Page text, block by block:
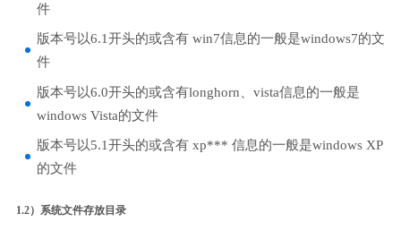
件
版本号以6.1开头的或含有 win7信息的一般是windows7的文
件
版本号以6.0开头的或含有longhorn、vista信息的一般是
windows Vista的文件
版本号以5.1开头的或含有 xp*** 信息的一般是windows XP
的文件
1.2）系统文件存放目录